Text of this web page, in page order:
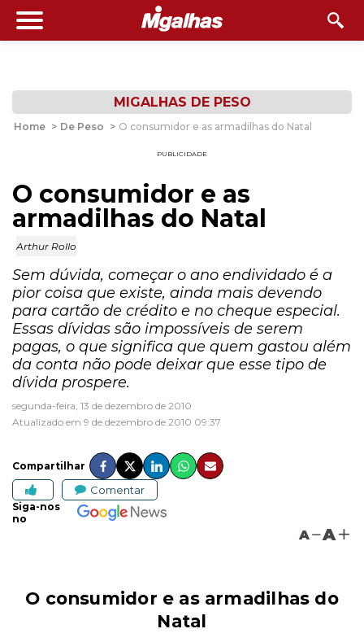
MIGALHAS DE PESO
Home > De Peso > O consumidor e as armadilhas do Natal
PUBLICIDADE
O consumidor e as
armadilhas do Natal
Arthur Rollo
Sem dúvida, começar o ano endividado é a
pior coisa que existe, ainda mais devendo
para cartão de crédito e no cheque especial.
Essas dívidas são impossíveis de serem
pagas, o que significa que quem gastou além
da conta não pode deixar que esse tipo de
dívida prospere.
segunda-feira, 13 de dezembro de 2010
Atualizado em 9 de dezembro de 2010 09:37
Compartilhar
Comentar
Siga-nos
no
A A
O consumidor e as armadilhas do
Natal